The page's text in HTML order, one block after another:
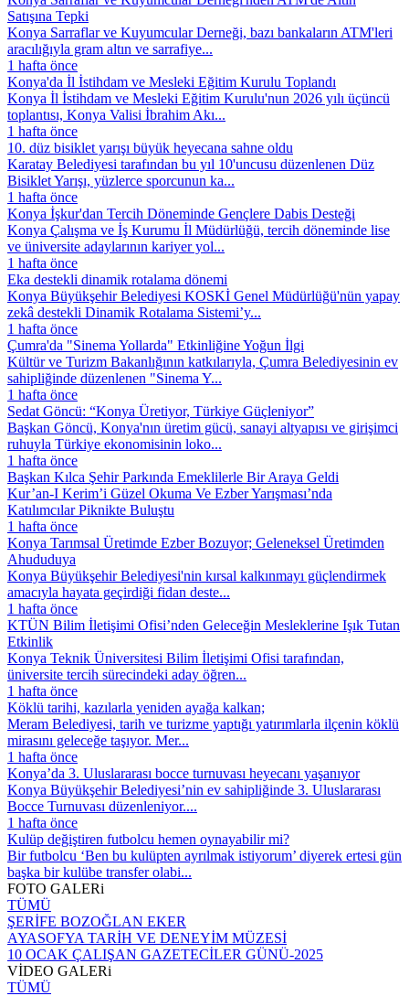
Satışına Tepki
Konya Sarraflar ve Kuyumcular Derneği, bazı bankaların ATM'leri
aracılığıyla gram altın ve sarrafiye...
1 hafta önce
Konya'da İl İstihdam ve Mesleki Eğitim Kurulu Toplandı
Konya İl İstihdam ve Mesleki Eğitim Kurulu'nun 2026 yılı üçüncü
toplantısı, Konya Valisi İbrahim Akı...
1 hafta önce
10. düz bisiklet yarışı büyük heyecana sahne oldu
Karatay Belediyesi tarafından bu yıl 10'uncusu düzenlenen Düz
Bisiklet Yarışı, yüzlerce sporcunun ka...
1 hafta önce
Konya İşkur'dan Tercih Döneminde Gençlere Dabis Desteği
Konya Çalışma ve İş Kurumu İl Müdürlüğü, tercih döneminde lise
ve üniversite adaylarının kariyer yol...
1 hafta önce
Eka destekli dinamik rotalama dönemi
Konya Büyükşehir Belediyesi KOSKİ Genel Müdürlüğü'nün yapay
zekâ destekli Dinamik Rotalama Sistemi’y...
1 hafta önce
Çumra'da "Sinema Yollarda" Etkinliğine Yoğun İlgi
Kültür ve Turizm Bakanlığının katkılarıyla, Çumra Belediyesinin ev
sahipliğinde düzenlenen "Sinema Y...
1 hafta önce
Sedat Göncü: “Konya Üretiyor, Türkiye Güçleniyor”
Başkan Göncü, Konya'nın üretim gücü, sanayi altyapısı ve girişimci
ruhuyla Türkiye ekonomisinin loko...
1 hafta önce
Başkan Kılca Şehir Parkında Emeklilerle Bir Araya Geldi
Kur’an-I Kerim’i Güzel Okuma Ve Ezber Yarışması’nda
Katılımcılar Piknikte Buluştu
1 hafta önce
Konya Tarımsal Üretimde Ezber Bozuyor; Geleneksel Üretimden
Ahududuya
Konya Büyükşehir Belediyesi'nin kırsal kalkınmayı güçlendirmek
amacıyla hayata geçirdiği fidan deste...
1 hafta önce
KTÜN Bilim İletişimi Ofisi’nden Geleceğin Mesleklerine Işık Tutan
Etkinlik
Konya Teknik Üniversitesi Bilim İletişimi Ofisi tarafından,
üniversite tercih sürecindeki aday öğren...
1 hafta önce
Köklü tarihi, kazılarla yeniden ayağa kalkan;
Meram Belediyesi, tarih ve turizme yaptığı yatırımlarla ilçenin köklü
mirasını geleceğe taşıyor. Mer...
1 hafta önce
Konya’da 3. Uluslararası bocce turnuvası heyecanı yaşanıyor
Konya Büyükşehir Belediyesi’nin ev sahipliğinde 3. Uluslararası
Bocce Turnuvası düzenleniyor....
1 hafta önce
Kulüp değiştiren futbolcu hemen oynayabilir mi?
Bir futbolcu ‘Ben bu kulüpten ayrılmak istiyorum’ diyerek ertesi gün
başka bir kulübe transfer olabi...
FOTO GALERi
TÜMÜ
ŞERİFE BOZOĞLAN EKER
AYASOFYA TARİH VE DENEYİM MÜZESİ
10 OCAK ÇALIŞAN GAZETECİLER GÜNÜ-2025
VİDEO GALERi
TÜMÜ